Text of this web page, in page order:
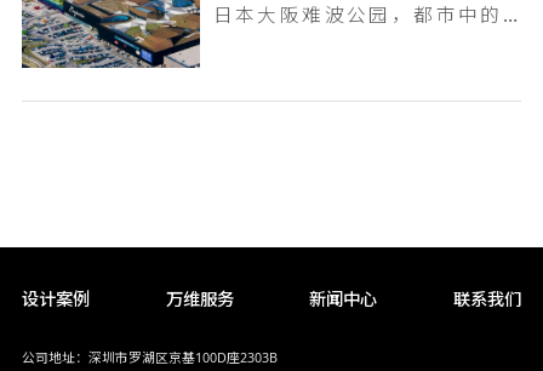
日本大阪难波公园，都市中的空中花园
设计案例 万维服务 新闻中心 联系我们
公司地址：深圳市罗湖区京基100D座2303B